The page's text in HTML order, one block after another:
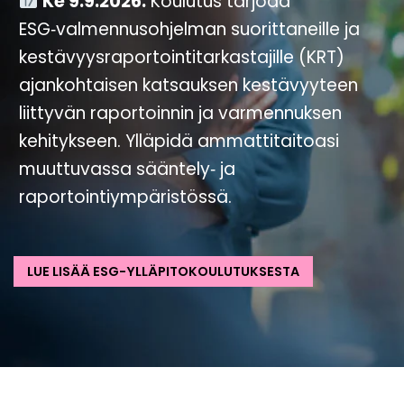
ESG‑valmennusohjelman suorittaneille ja
kestävyysraportointitarkastajille (KRT)
ajankohtaisen katsauksen kestävyyteen
liittyvän raportoinnin ja varmennuksen
kehitykseen. Ylläpidä ammattitaitoasi
muuttuvassa sääntely‑ ja
raportointiympäristössä.
LUE LISÄÄ ESG-YLLÄPITOKOULUTUKSESTA